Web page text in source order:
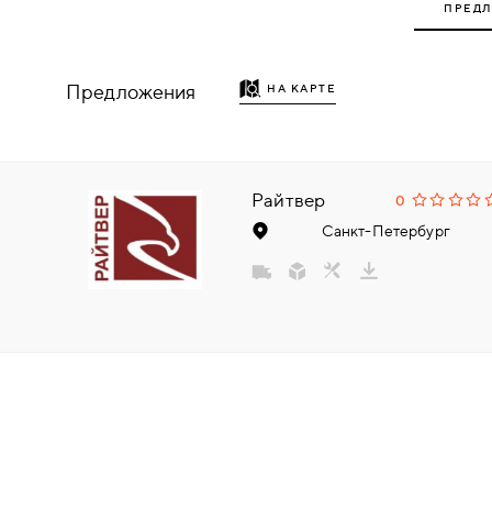
НАКЛАДКИ
ДЕКОРАТИВНЫЕ НАКЛАДКИ/
КЛЮЧЕВИНЫ
Предложения НА КАРТЕ
Райтвер 0
Санкт-Петербург